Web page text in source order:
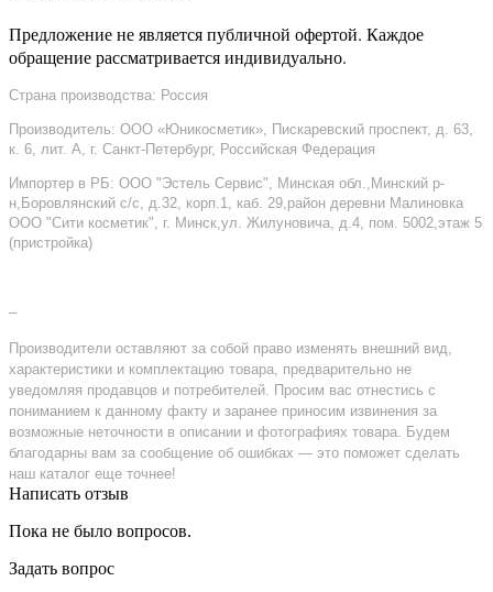
Предложение не является публичной офертой. Каждое
обращение рассматривается индивидуально.
Страна производства: Россия
Производитель: ООО «Юникосметик», Пискаревский проспект, д. 63,
к. 6, лит. А, г. Санкт-Петербург, Российская Федерация
Импортер в РБ: ООО "Эстель Сервис", Минская обл.,Минский р-
н,Боровлянский с/с, д.32, корп.1, каб. 29,район деревни Малиновка
ООО "Сити косметик", г. Минск,ул. Жилуновича, д.4, пом. 5002,этаж 5
(пристройка)
–
Производители оставляют за собой право изменять внешний вид,
характеристики и комплектацию товара, предварительно не
уведомляя продавцов и потребителей. Просим вас отнестись с
пониманием к данному факту и заранее приносим извинения за
возможные неточности в описании и фотографиях товара. Будем
благодарны вам за сообщение об ошибках — это поможет сделать
наш каталог еще точнее!
Написать отзыв
Пока не было вопросов.
Задать вопрос